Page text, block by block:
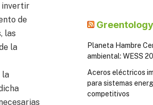
invertir
de
las
la
la
Planeta Hambre
ambiental: WESS
Aceros eléctricos
para sistemas
competitivos